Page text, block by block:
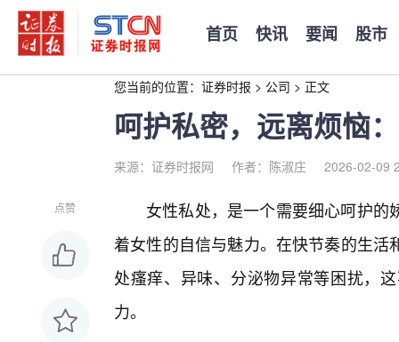
首页 快讯 要闻 股市
您当前的位置： 证券时报 > 公司 > 正文
呵护私密，远离烦恼
来源：证券时报网 作者：陈淑庄 2026-02-09
点赞
女性私处，是一个需要细心呵护
着女性的自信与魅力。在快节奏的生
处瘙痒、异味、分泌物异常等困扰，
力。